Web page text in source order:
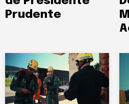
Prudente